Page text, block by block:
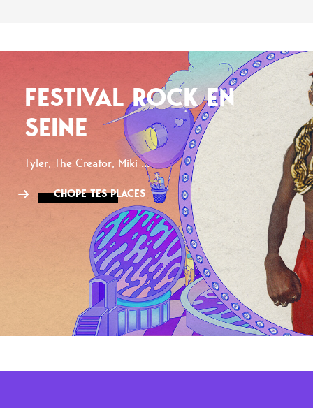
FESTIVAL ROCK EN
SEINE
Tyler, The Creator, Miki ...
CHOPE TES PLACES